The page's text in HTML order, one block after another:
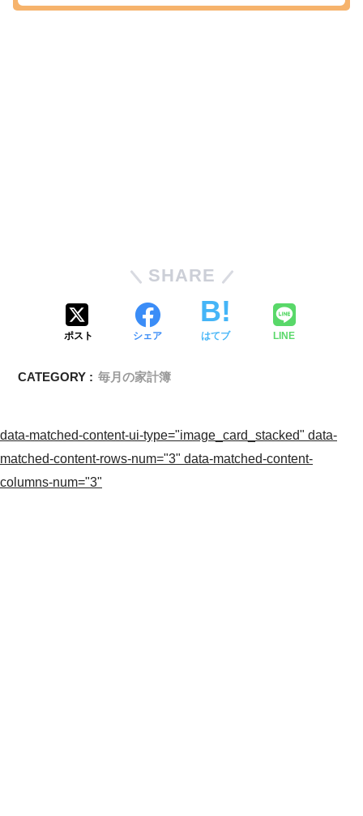
SHARE
ポスト シェア はてブ LINE
CATEGORY : 毎月の家計簿
data-matched-content-ui-type="image_card_stacked" data-
matched-content-rows-num="3" data-matched-content-
columns-num="3"